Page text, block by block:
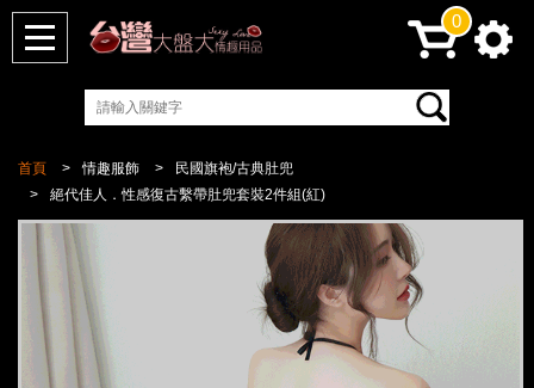
首頁 情趣服飾
民國旗袍/古典肚兜
絕代佳人．性感復古繫帶肚兜套裝2件組(紅)
0